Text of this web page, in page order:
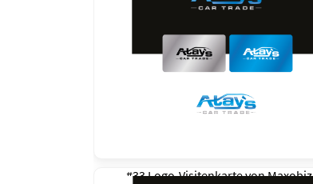
#33 Logo-Visitenkarte vonMaxobiz